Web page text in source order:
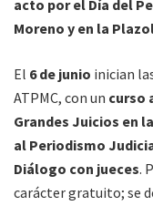
acto por el Día del
Moreno y en la
El 6 de junio inician
ATPMC, con un curso
Grandes Juicios en
al Periodismo
Diálogo con jueces.
carácter gratuito; se